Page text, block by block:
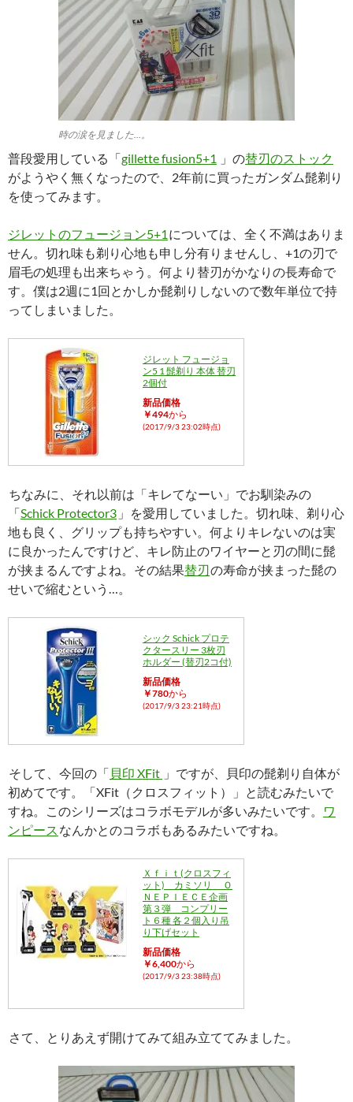
時の涙を見ました…。
普段愛用している「gillette fusion5+1 」の替刃のストック
がようやく無くなったので、2年前に買ったガンダム髭剃り
を使ってみます。
ジレットのフュージョン5+1 については、全く不満はありま
せん。切れ味も剃り心地も申し分有りませんし、+1の刃で
眉毛の処理も出来ちゃう。何より替刃がかなりの長寿命で
す。僕は2週に1回とかしか髭剃りしないので数年単位で持
ってしまいました。
ジレット フュージョ
ン5 1 髭剃り 本体 替刃
2個付
新品価格
￥494から
(2017/9/3 23:02時点)
ちなみに、それ以前は「キレてなーい」でお馴染みの
「Schick Protector3 」を愛用していました。切れ味、剃り心
地も良く、グリップも持ちやすい。何よりキレないのは実
に良かったんですけど、キレ防止のワイヤーと刃の間に髭
が挟まるんですよね。その結果替刃の寿命が挟まった髭の
せいで縮むという…。
シック Schick プロテ
クタースリー 3枚刃
ホルダー (替刃2コ付)
新品価格
￥780から
(2017/9/3 23:21時点)
そして、今回の「 貝印 XFit 」ですが、貝印の髭剃り自体が
初めてです。「XFit（クロスフィット）」と読むみたいで
すね。このシリーズはコラボモデルが多いみたいです。
ワ
ンピース なんかとのコラボもあるみたいですね。
Ｘｆｉｔ(クロスフィ
ット) カミソリ Ｏ
ＮＥＰＩＥＣＥ企画
第３弾 コンプリー
ト６種 各２個入り吊
り下げセット
新品価格
￥6,400から
(2017/9/3 23:38時点)
さて、とりあえず開けてみて組み立ててみました。